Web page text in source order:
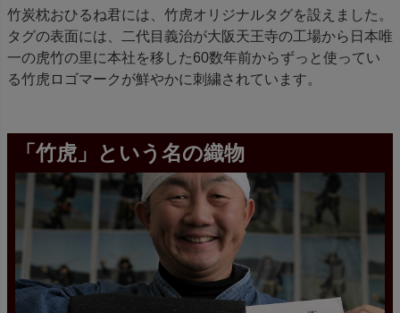
竹炭枕おひるね君には、竹虎オリジナルタグを設えました。
タグの表面には、二代目義治が大阪天王寺の工場から日本唯
一の虎竹の里に本社を移した60数年前からずっと使ってい
る竹虎ロゴマークが鮮やかに刺繍されています。
「竹虎」という名の織物